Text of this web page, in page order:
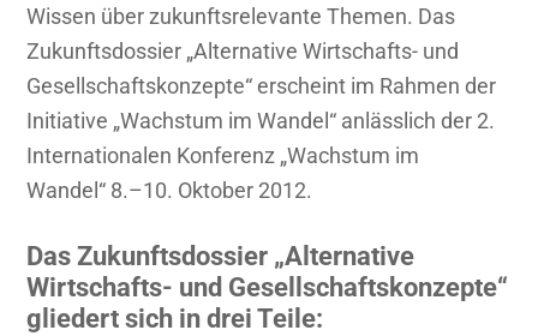
Wissen über zukunftsrelevante Themen. Das
Zukunftsdossier „Alternative Wirtschafts- und
Gesellschaftskonzepte“ erscheint im Rahmen der
Initiative „Wachstum im Wandel“ anlässlich der 2.
Internationalen Konferenz „Wachstum im
Wandel“ 8.–10. Oktober 2012.
Das Zukunftsdossier „Alternative
Wirtschafts- und Gesellschaftskonzepte“
gliedert sich in drei Teile: